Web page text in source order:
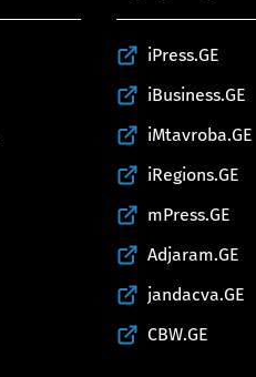
iPress.GE
iBusiness.GE
iMtavroba.GE
iRegions.GE
mPress.GE
Adjaram.GE
jandacva.GE
CBW.GE